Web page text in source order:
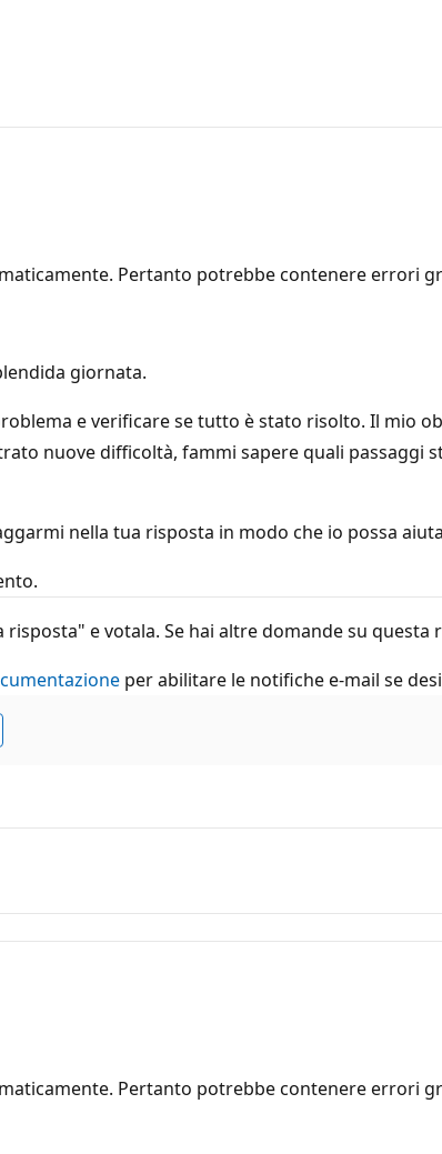
Pertanto potrebbe contenere errori
giornata.
e verificare se tutto è stato risolto. Il mio
nuove difficoltà, fammi sapere quali
nella tua risposta in modo che io possa
risposta" e votala. Se hai altre domande su questa
per abilitare le notifiche e-mail se
Pertanto potrebbe contenere errori